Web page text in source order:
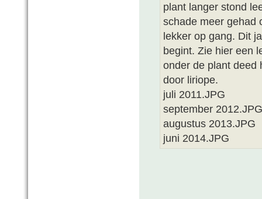
plant langer stond
schade meer gehad
lekker op gang. Dit
begint. Zie hier een
onder de plant deed
door liriope.
juli 2011.JPG
september 2012.JPG
augustus 2013.JPG
juni 2014.JPG